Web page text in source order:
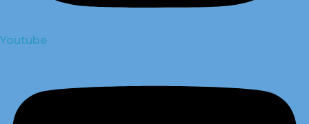
Youtube